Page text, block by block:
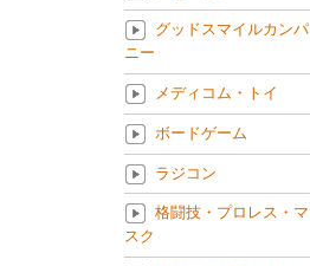
グッドスマイルカンパ
ニー
メディコム・トイ
ボードゲーム
ラジコン
格闘技・プロレス・マ
スク